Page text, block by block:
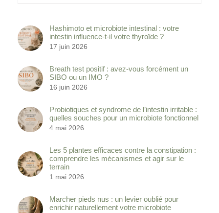
Hashimoto et microbiote intestinal : votre
intestin influence-t-il votre thyroïde ?
17 juin 2026
Breath test positif : avez-vous forcément un
SIBO ou un IMO ?
16 juin 2026
Probiotiques et syndrome de l’intestin irritable :
quelles souches pour un microbiote fonctionnel
4 mai 2026
Les 5 plantes efficaces contre la constipation :
comprendre les mécanismes et agir sur le
terrain
1 mai 2026
Marcher pieds nus : un levier oublié pour
enrichir naturellement votre microbiote